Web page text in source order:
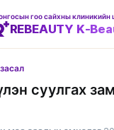
REBEAUTY K-
суулгах